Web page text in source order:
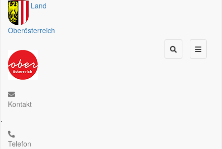
Land
Oberösterreich
Kontakt
.
Telefon